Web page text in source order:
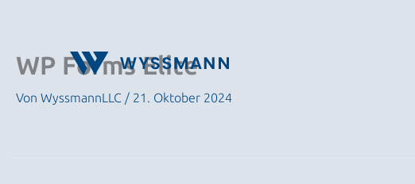
WP Forms Elite
Von WyssmannLLC / 21. Oktober 2024